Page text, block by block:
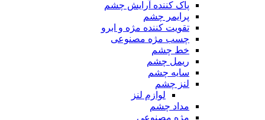
پاک کننده آرایش چشم
پرایمر چشم
تقویت کننده مژه و ابرو
چسب مژه مصنوعی
خط چشم
ریمل چشم
سایه چشم
لنز چشم
لوازم لنز
مداد چشم
مژه مصنوعی